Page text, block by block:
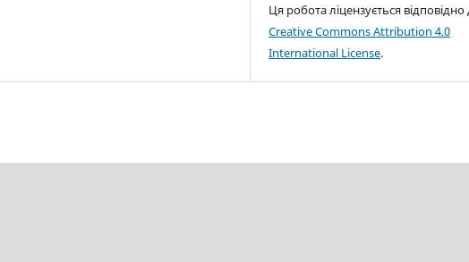
Ця робота ліцензується відповідно
Creative Commons Attribution 4.0
International License.